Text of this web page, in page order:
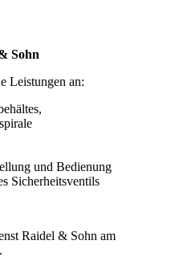
Sohn
Leistungen an:
und Bedienung
Sicherheitsventils
Raidel & Sohn am